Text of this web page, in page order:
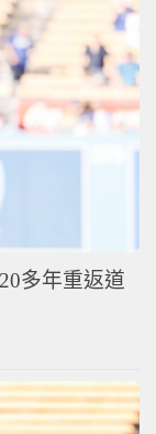
多年重返道